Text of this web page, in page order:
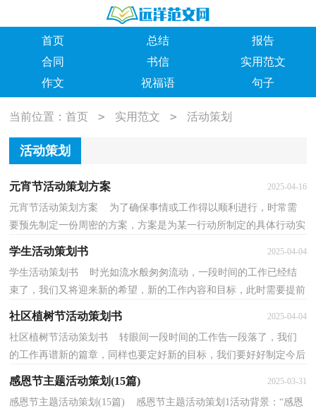
首页 总结
报告
合同
书信
实用范文
作文
祝福语 句子
当前位置：首页 > 实用范文 > 活动策划
活动策划
元宵节活动策划方案 2025-04-16
元宵节活动策划方案 为了确保事情或工作得以顺利进行，时常需
要预先制定一份周密的方案，方案是为某一行动所制定的具体行动实
学生活动策划书 2025-04-04
学生活动策划书 时光如流水般匆匆流动，一段时间的工作已经结
束了，我们又将迎来新的希望，新的工作内容和目标，此时需要提前
社区植树节活动策划书 2025-04-04
社区植树节活动策划书 转眼间一段时间的工作告一段落了，我们
的工作再谱新的篇章，同样也要定好新的目标，我们要好好制定今后
的工作方法，写一份策划书了。你所见过的策划书应该...
感恩节主题活动策划(15篇) 2025-03-31
感恩节主题活动策划(15篇) 感恩节主题活动策划1活动背景：“感恩